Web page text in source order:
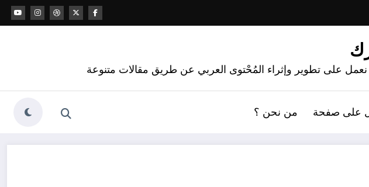
على تطوير وإثراء المُحْتوى العربي عن طريق مقالات متنوعة
على صفحة من نحن ؟